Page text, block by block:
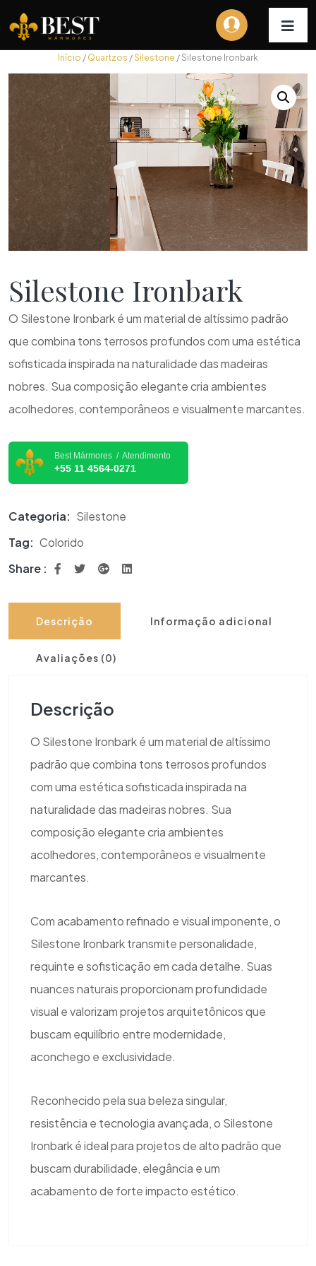
Início / Quartzos /Silestone / Silestone Ironbark
Silestone Ironbark
O Silestone Ironbark é um material de altíssimo padrão
que combina tons terrosos profundos com uma estética
sofisticada inspirada na naturalidade das madeiras
nobres. Sua composição elegante cria ambientes
acolhedores, contemporâneos e visualmente marcantes.
Best Mármores / Atendimento
+55 11 4564-0271
Categoria: Silestone
Tag: Colorido
Share :
Descrição Informação adicional
Avaliações (0)
Descrição
O Silestone Ironbark é um material de altíssimo
padrão que combina tons terrosos profundos
com uma estética sofisticada inspirada na
naturalidade das madeiras nobres. Sua
composição elegante cria ambientes
acolhedores, contemporâneos e visualmente
marcantes.
Com acabamento refinado e visual imponente, o
Silestone Ironbark transmite personalidade,
requinte e sofisticação em cada detalhe. Suas
nuances naturais proporcionam profundidade
visual e valorizam projetos arquitetônicos que
buscam equilíbrio entre modernidade,
aconchego e exclusividade.
Reconhecido pela sua beleza singular,
resistência e tecnologia avançada, o Silestone
Ironbark é ideal para projetos de alto padrão que
buscam durabilidade, elegância e um
acabamento de forte impacto estético.